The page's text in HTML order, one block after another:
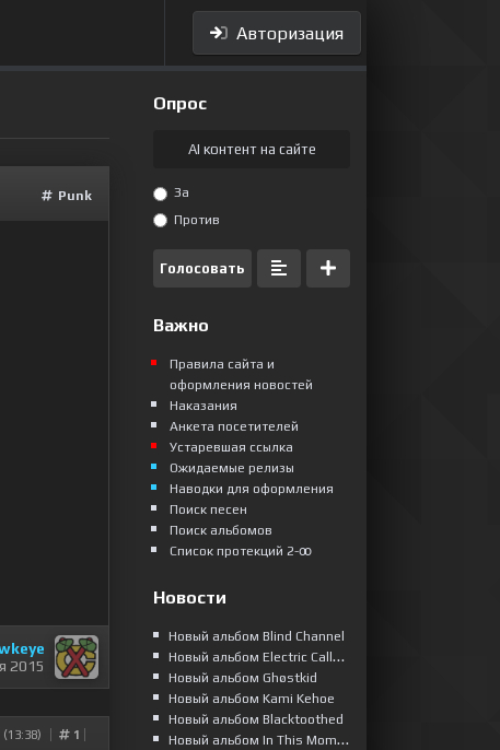
Авторизация
Punk
2015
1
Опрос
AI контент на сайте
За
Против
Голосовать
Важно
Правила сайта и
оформления новостей
Наказания
Анкета посетителей
Устаревшая ссылка
Ожидаемые релизы
Наводки для оформления
Поиск песен
Поиск альбомов
Список протекций 2-ꝏ
Новости
Новый альбом Blind Channel
Новый альбом Electric Callboy
Новый альбом Ghøstkid
Новый альбом Kami Kehoe
Новый альбом Blacktoothed
Новый альбом In This Moment